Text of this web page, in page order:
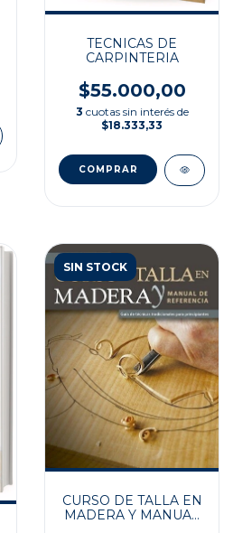
TECNICAS DE
CARPINTERIA
$55.000,00
3 cuotas sin interés de
$18.333,33
SIN STOCK
CURSO DE TALLA EN
MADERA Y MANUAL